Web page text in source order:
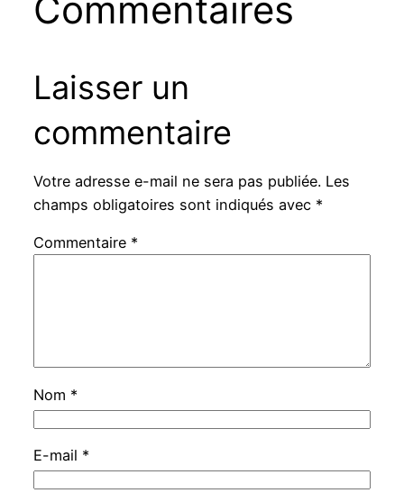
Commentaires
Laisser un
commentaire
Votre adresse e-mail ne sera pas publiée. Les
champs obligatoires sont indiqués avec *
Commentaire *
Nom *
E-mail *